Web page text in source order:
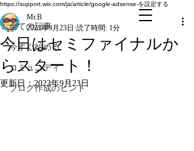
https://support.wix.com/ja/article/google-adsense-を設定する
全ての記事
今すぐ始める
コミュニティ
ブログ作成のヒント
今日はセミファイナルか
らスタート！
Mr.B
2023年9月23日 読了時間: 1分
更新日：2023年9月23日